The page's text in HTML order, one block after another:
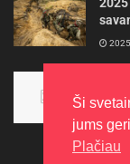
Ši
jums
Plačiau